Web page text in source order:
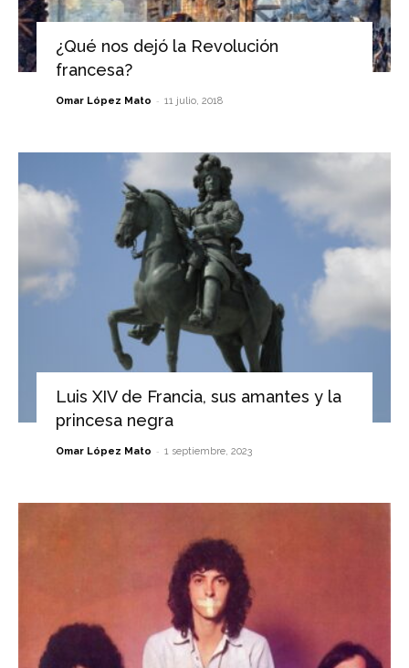
¿Qué nos dejó la Revolución
francesa?
Omar López Mato - 11 julio, 2018
Luis XIV de Francia, sus amantes y la
princesa negra
Omar López Mato - 1 septiembre, 2023